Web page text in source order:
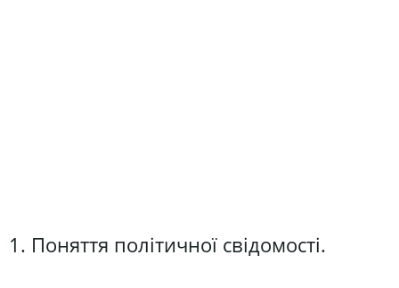
1. Поняття політичної свідомості.